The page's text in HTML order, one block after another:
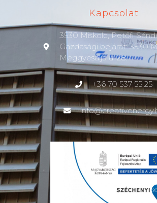
Kapcsolat
3530 Miskolc, Petőfi
Gazdasági bejárat: 3530
Meggyesalja u. 28.
+36 70 537 55 25